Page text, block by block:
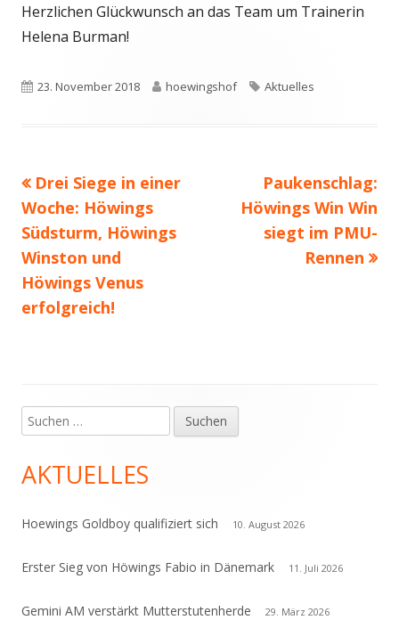
Herzlichen Glückwunsch an das Team um Trainerin
Helena Burman!
Veröffentlicht
23. November 2018 Autor
hoewingshof Schlagwörter
Aktuelles
Beitragsnavigation
Vorheriger
Beitrag:
Drei Siege in einer
Woche: Höwings
Südsturm, Höwings
Winston und
Höwings Venus
erfolgreich!
Nächster
Beitrag
Paukenschlag:
Höwings Win Win
siegt im PMU-
Rennen
Haupt-
Seitenleiste
Suchen
nach:
AKTUELLES
Hoewings Goldboy qualifiziert sich 10. August 2026
Erster Sieg von Höwings Fabio in Dänemark 11. Juli 2026
Gemini AM verstärkt Mutterstutenherde 29. März 2026